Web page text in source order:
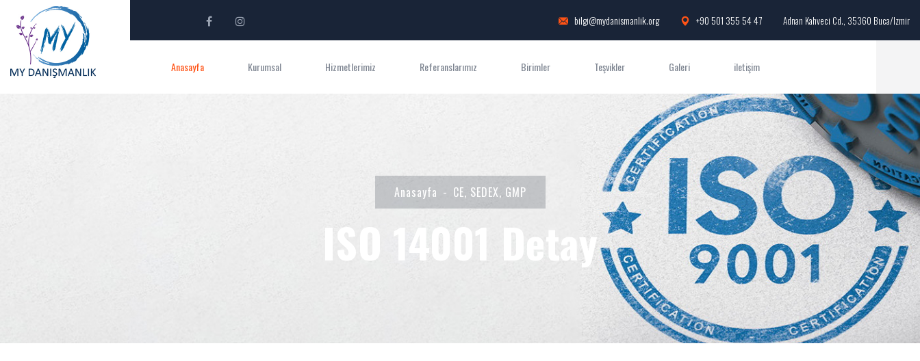
bilgi@mydanismanlik.org +90 501 355 54 47 Adnan Kahveci Cd., 35360 Buca/Izmir
Anasayfa Kurumsal Hizmetlerimiz Referanslarımız Birimler Teşvikler Galeri iletişim
Anasayfa CE, SEDEX, GMP
ISO 14001 Detay